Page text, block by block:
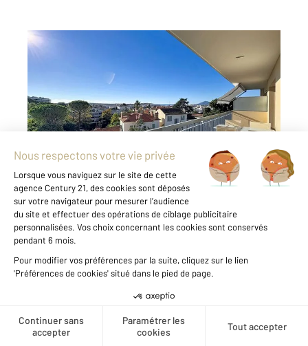
Créer une alerte
CANNES 06
Appartement F2 à vendre
362 000 €
EXCLUSIVITÉ Cannes, secteur Avenue de
Vallauris À seulement quelques minutes à pied
des commerces et du centre-ville, au sein
d'une résidence sécurisée de très bon
standing, découvrez ce lumineux appartement
2 pièces situé en étage élevé. D'une superficie
...
Voir le détail du bien